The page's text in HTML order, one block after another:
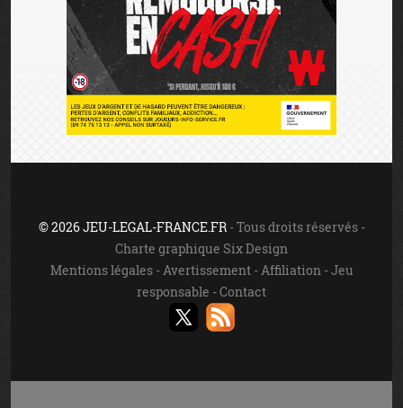
© 2026 JEU-LEGAL-FRANCE.FR- Tous droits réservés -
Charte graphique Six Design
Mentions légales- Avertissement- Affiliation -Jeu
responsable -Contact